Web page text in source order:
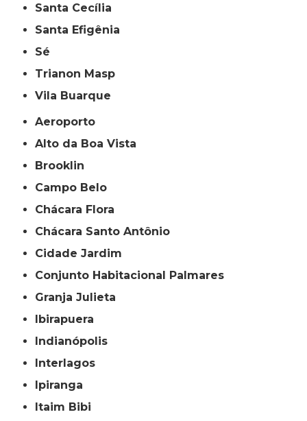
Santa Cecília
Santa Efigênia
Sé
Trianon Masp
Vila Buarque
Aeroporto
Alto da Boa Vista
Brooklin
Campo Belo
Chácara Flora
Chácara Santo Antônio
Cidade Jardim
Conjunto Habitacional Palmares
Granja Julieta
Ibirapuera
Indianópolis
Interlagos
Ipiranga
Itaim Bibi